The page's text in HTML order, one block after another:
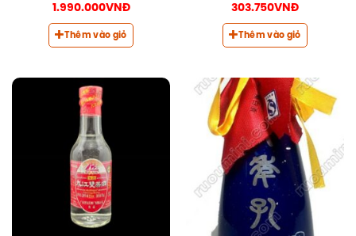
1.990.000VNĐ
Thêm vào giỏ
303.750VNĐ
Thêm vào giỏ